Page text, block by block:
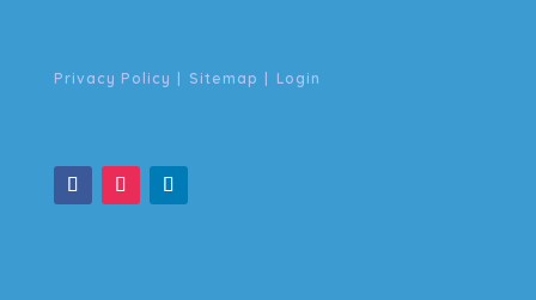
Privacy Policy | Sitemap | Login